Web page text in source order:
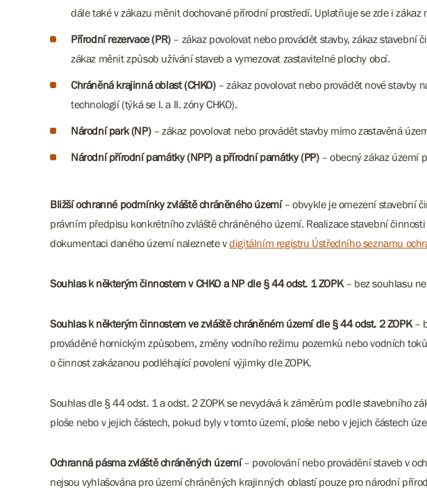
dále také v zákazu měnit dochované přírodní prostředí. Uplatňuje se zde i
Přírodní rezervace (PR) – zákaz povolovat nebo provádět stavby, zákaz
zákaz měnit způsob užívání staveb a vymezovat zastavitelné plochy obcí.
Chráněná krajinná oblast (CHKO) – zákaz povolovat nebo provádět nové stavby
technologií (týká se I. a II. zóny CHKO).
Národní park (NP)– zákaz povolovat nebo provádět stavby mimo zastavěná
Národní přírodní památky (NPP) a přírodní památky (PP)– obecný zákaz území
Bližší ochranné podmínky zvláště chráněného území– obvykle je omezení stavební
právním předpisu konkrétního zvláště chráněného území. Realizace stavební
dokumentaci daného území naleznete vdigitálním registru Ústředního seznamu
Souhlas k některým činnostem v CHKO a NP dle § 44 odst. 1 ZOPK– bez souhlasu
Souhlas k některým činnostem ve zvláště chráněném území dle § 44 odst. 2 ZOPK–
prováděné hornickým způsobem, změny vodního režimu pozemků nebo vodních
o činnost zakázanou podléhající povolení výjimky dle ZOPK.
Souhlas dle § 44 odst. 1 a odst. 2 ZOPK se nevydává k záměrům podle stavebního
ploše nebo v jejich částech, pokud byly v tomto území, ploše nebo v jejich částech
Ochranná pásma zvláště chráněných území– povolování nebo provádění staveb v
nejsou vyhlašována pro území chráněných krajinných oblastí pouze pro národní